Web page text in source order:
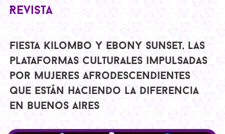
Revista
Fiesta Kilombo y Ebony Sunset, las
plataformas culturales impulsadas
por mujeres afrodescendientes
que están haciendo la diferencia
en Buenos Aires